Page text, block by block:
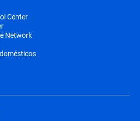
Center
Network